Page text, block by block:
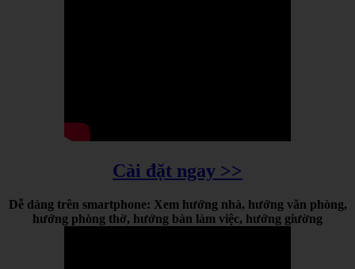
Cài đặt ngay >>
Dễ dàng trên smartphone: Xem hướng nhà, hướng văn phòng,
hướng phòng thờ, hướng bàn làm việc, hướng giường